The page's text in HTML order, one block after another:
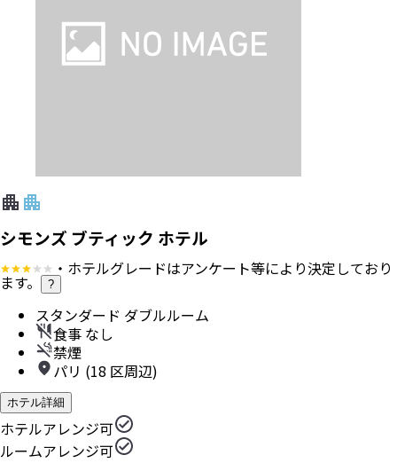
シモンズ ブティック ホテル
・ホテルグレードはアンケート等により決定しており
ます。 ?
スタンダード ダブルルーム
食事 なし
禁煙
パリ (18 区周辺)
ホテル詳細
ホテルアレンジ可
ルームアレンジ可